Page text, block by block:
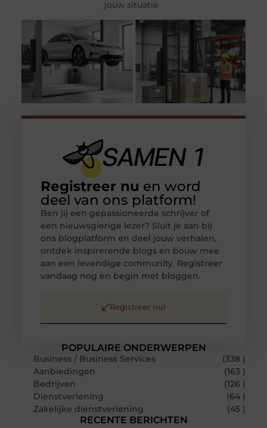
jouw situatie
POPULAIRE ONDERWERPEN
Business / Business Services
(338 )
Aanbiedingen
(163 )
Bedrijven
(126 )
Dienstverlening
(64 )
Zakelijke dienstverlening
(45 )
RECENTE BERICHTEN
Registreer nu en word
deel van ons platform!
Ben jij een gepassioneerde schrijver of
een nieuwsgierige lezer? Sluit je aan bij
ons blogplatform en deel jouw verhalen,
ontdek inspirerende blogs en bouw mee
aan een levendige community. Registreer
vandaag nog en begin met bloggen.
Registreer nu!